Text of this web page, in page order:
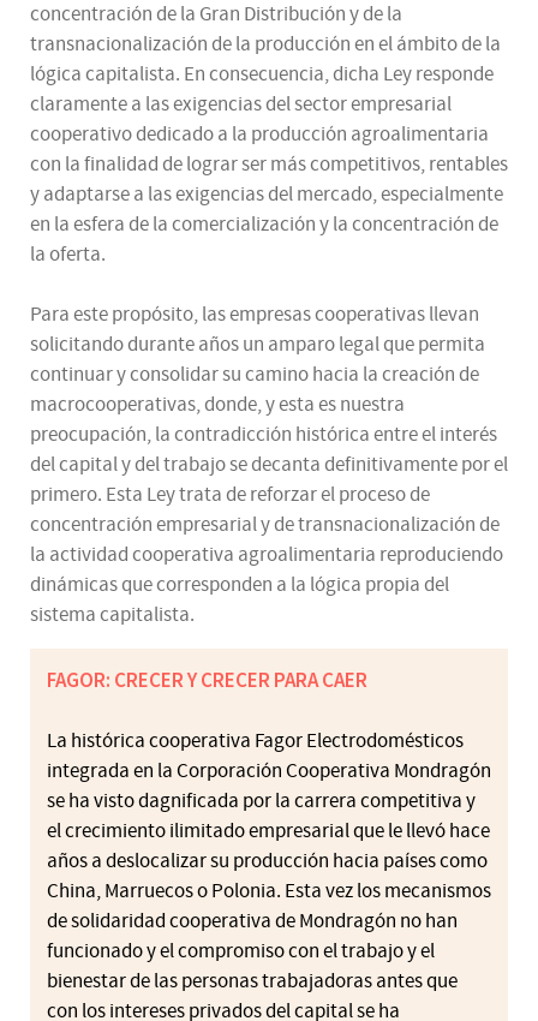
concentración de la Gran Distribución y de la
transnacionalización de la producción en el ámbito de la
lógica capitalista. En consecuencia, dicha Ley responde
claramente a las exigencias del sector empresarial
cooperativo dedicado a la producción agroalimentaria
con la finalidad de lograr ser más competitivos, rentables
y adaptarse a las exigencias del mercado, especialmente
en la esfera de la comercialización y la concentración de
la oferta.
Para este propósito, las empresas cooperativas llevan
solicitando durante años un amparo legal que permita
continuar y consolidar su camino hacia la creación de
macrocooperativas, donde, y esta es nuestra
preocupación, la contradicción histórica entre el interés
del capital y del trabajo se decanta definitivamente por el
primero. Esta Ley trata de reforzar el proceso de
concentración empresarial y de transnacionalización de
la actividad cooperativa agroalimentaria reproduciendo
dinámicas que corresponden a la lógica propia del
sistema capitalista.
FAGOR: CRECER Y CRECER PARA CAER
La histórica cooperativa Fagor Electrodomésticos
integrada en la Corporación Cooperativa Mondragón
se ha visto dagnificada por la carrera competitiva y
el crecimiento ilimitado empresarial que le llevó hace
años a deslocalizar su producción hacia países como
China, Marruecos o Polonia. Esta vez los mecanismos
de solidaridad cooperativa de Mondragón no han
funcionado y el compromiso con el trabajo y el
bienestar de las personas trabajadoras antes que
con los intereses privados del capital se ha